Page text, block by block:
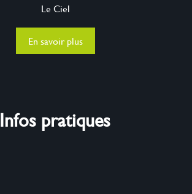
Le Ciel
En savoir plus
Infos pratiques